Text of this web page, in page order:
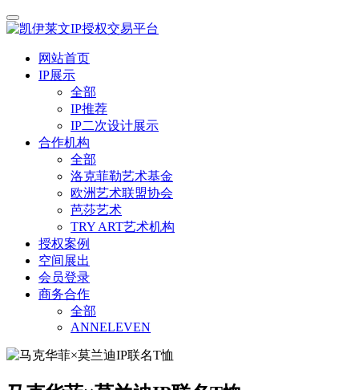
网站首页
IP展示
全部
IP推荐
IP二次设计展示
合作机构
全部
洛克菲勒艺术基金
欧洲艺术联盟协会
芭莎艺术
TRY ART艺术机构
授权案例
空间展出
会员登录
商务合作
全部
ANNELEVEN